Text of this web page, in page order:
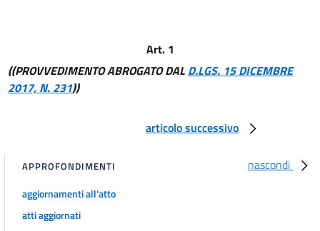
Capo II
DISPOSIZIONI CONCERNENTI PRODOTTI PARTICOLARI
22
23
24
Art. 1
((PROVVEDIMENTO ABROGATO DAL D.LGS. 15 DICEMBRE
2017, N. 231))
articolo successivo
nascondi
APPROFONDIMENTI
aggiornamenti all'atto
atti aggiornati